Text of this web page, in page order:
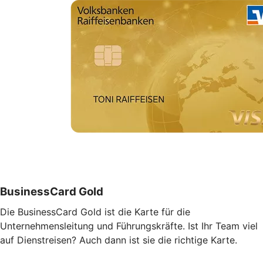
BusinessCard Gold
Die BusinessCard Gold ist die Karte für die
Unternehmensleitung und Führungskräfte. Ist Ihr Team viel
auf Dienstreisen? Auch dann ist sie die richtige Karte.